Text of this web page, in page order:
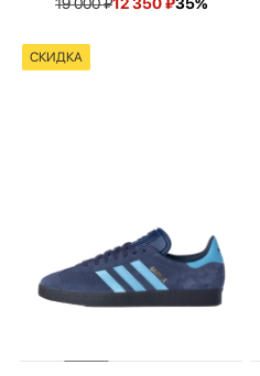
СКИДКА